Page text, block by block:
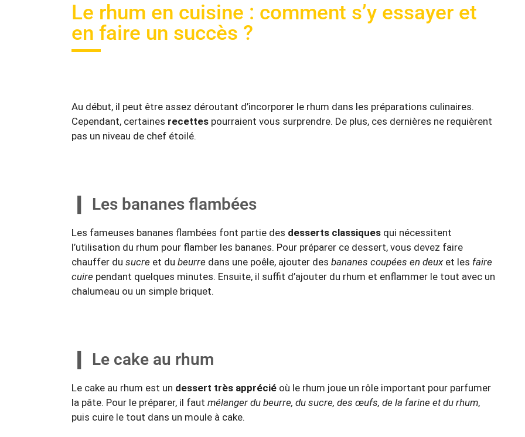
Le rhum en cuisine : comment s’y essayer et
en faire un succès ?
Au début, il peut être assez déroutant d’incorporer le rhum dans les préparations culinaires.
Cependant, certaines recettes pourraient vous surprendre. De plus, ces dernières ne requièrent
pas un niveau de chef étoilé.
Les bananes flambées
Les fameuses bananes flambées font partie des desserts classiques qui nécessitent
l’utilisation du rhum pour flamber les bananes. Pour préparer ce dessert, vous devez faire
chauffer du sucre et du beurre dans une poêle, ajouter des bananes coupées en deux et les faire
cuire pendant quelques minutes. Ensuite, il suffit d’ajouter du rhum et enflammer le tout avec un
chalumeau ou un simple briquet.
Le cake au rhum
Le cake au rhum est un dessert très apprécié où le rhum joue un rôle important pour parfumer
la pâte. Pour le préparer, il faut mélanger du beurre, du sucre, des œufs, de la farine et du rhum,
puis cuire le tout dans un moule à cake.